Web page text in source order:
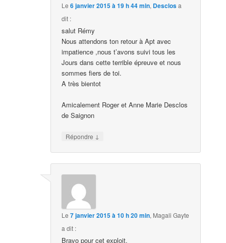
Le6 janvier 2015 à 19 h 44 min, Desclosa
dit :
salut Rémy
Nous attendons ton retour à Apt avec
impatience ,nous t’avons suivi tous les
Jours dans cette terrible épreuve et nous
sommes fiers de toi.
A très bientot
Amicalement Roger et Anne Marie Desclos
de Saignon
Répondre ↓
Le7 janvier 2015 à 10 h 20 min, Magali Gayte
a dit :
Bravo pour cet exploit.